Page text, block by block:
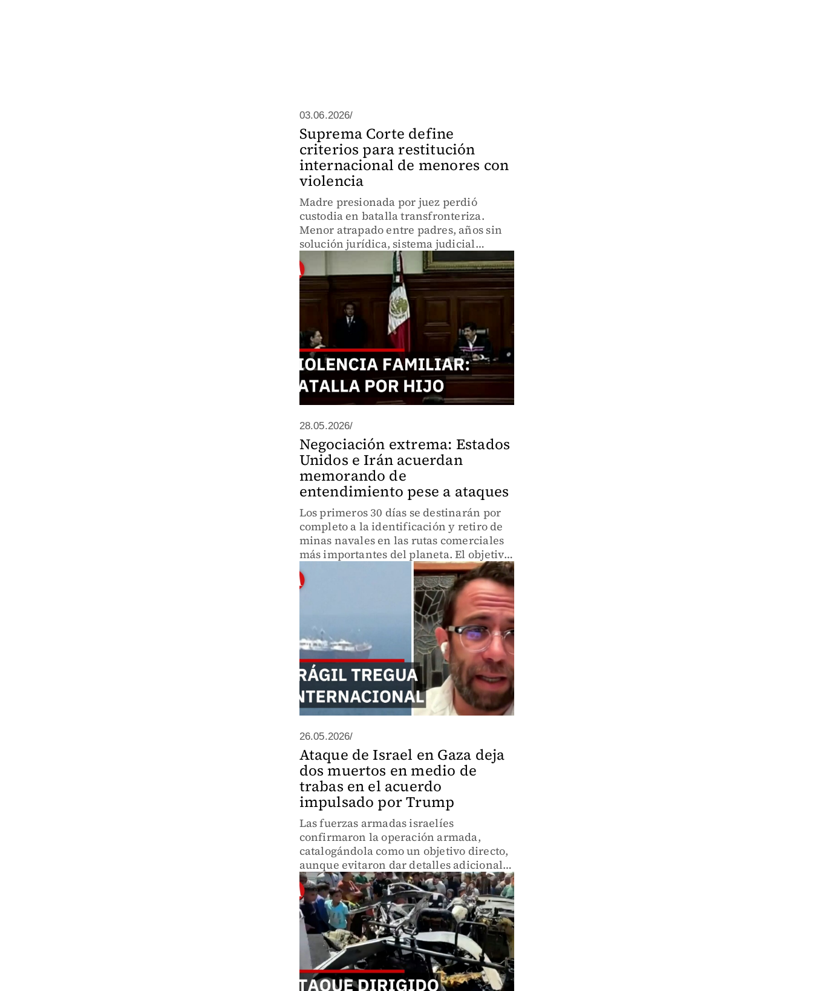
03.06.2026/
Suprema Corte define
criterios para restitución
internacional de menores con
violencia
Madre presionada por juez perdió
custodia en batalla transfronteriza.
Menor atrapado entre padres, años sin
solución jurídica, sistema judicial
desprevenido. Suprema Corte actúa para
evitar que vuelva a ocurrir.
28.05.2026/
Negociación extrema: Estados
Unidos e Irán acuerdan
memorando de
entendimiento pese a ataques
Los primeros 30 días se destinarán por
completo a la identificación y retiro de
minas navales en las rutas comerciales
más importantes del planeta. El objetivo
central es romper el bloqueo al comercio
internacional en el Estrecho de Ormuz.
26.05.2026/
Ataque de Israel en Gaza deja
dos muertos en medio de
trabas en el acuerdo
impulsado por Trump
Las fuerzas armadas israelíes
confirmaron la operación armada,
catalogándola como un objetivo directo,
aunque evitaron dar detalles adicionales
sobre la identidad o las actividades de
las personas que se encontraban dentro
de la unidad destruida.